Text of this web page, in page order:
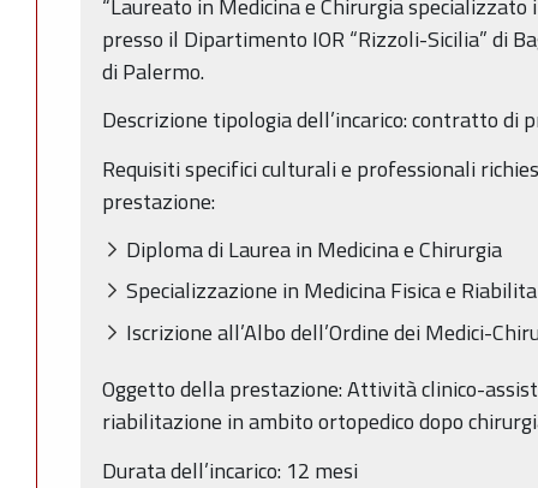
presso il Dipartimento IOR “Rizzoli-Sicilia” di
di Palermo.
Descrizione tipologia dell’incarico: contratto di
Requisiti specifici culturali e professionali
prestazione:
Diploma di Laurea in Medicina e Chirurgia
Specializzazione in Medicina Fisica e
Iscrizione all’Albo dell’Ordine dei Medici-
Oggetto della prestazione: Attività clinico-
riabilitazione in ambito ortopedico dopo
Durata dell’incarico: 12 mesi